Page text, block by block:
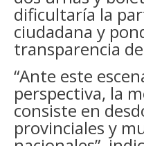
dificultaría la
ciudadana y
transparencia
“Ante este
perspectiva, la
consiste en
provinciales y